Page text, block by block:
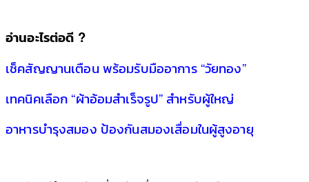
อ่านอะไรต่อดี ?
เช็คสัญญานเตือน พร้อมรับมืออาการ “วัยทอง”
เทคนิคเลือก “ผ้าอ้อมสำเร็จรูป” สำหรับผู้ใหญ่
อาหารบำรุงสมอง ป้องกันสมองเสื่อมในผู้สูงอายุ